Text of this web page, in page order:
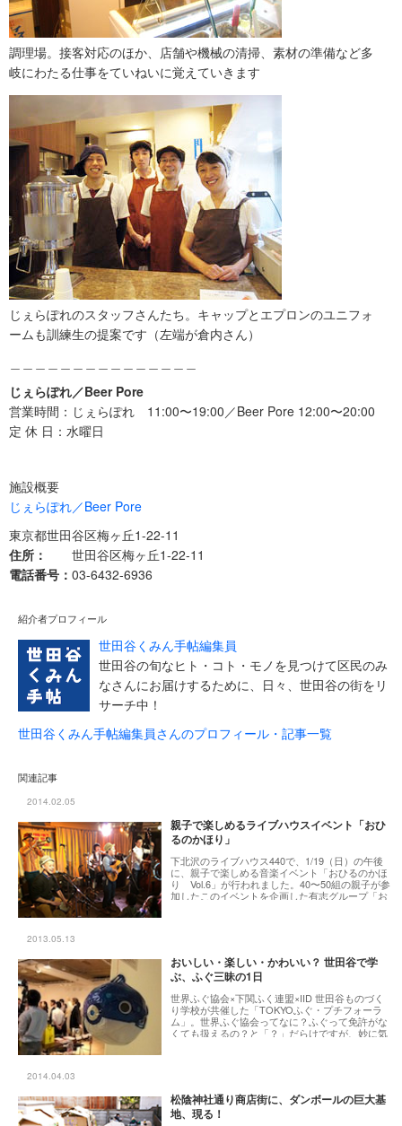
調理場。接客対応のほか、店舗や機械の清掃、素材の準備など多
岐にわたる仕事をていねいに覚えていきます
じぇらぽれのスタッフさんたち。キャップとエプロンのユニフォ
ームも訓練生の提案です（左端が倉内さん）
じぇらぽれ／Beer Pore
営業時間：じぇらぽれ 11:00〜19:00／Beer Pore 12:00〜20:00
定 休 日：水曜日
施設概要
じぇらぽれ／Beer Pore
東京都世田谷区梅ヶ丘1-22-11
住所：
世田谷区梅ヶ丘1-22-11
電話番号： 03-6432-6936
紹介者プロフィール
世田谷くみん手帖編集員
世田谷の旬なヒト・コト・モノを見つけて区民のみ
なさんにお届けするために、日々、世田谷の街をリ
サーチ中！
世田谷くみん手帖編集員さんのプロフィール・記事一覧
関連記事
2014.02.05
親子で楽しめるライブハウスイベント「おひ
るのかほり」
下北沢のライブハウス440で、1/19（日）の午後
に、親子で楽しめる音楽イベント「おひるのかほ
り Vol.6」が行われました。40〜50組の親子が参
加したこのイベントを企画した有志グループ「お
で欲しい、と始まったこのイベント。筆者も子連
れでのぞいてみました。 （まちとこ出版社／石塚
由香子）
2013.05.13
おいしい・楽しい・かわいい？ 世田谷で学
ぶ、ふぐ三昧の1日
世界ふぐ協会×下関ふく連盟×IID 世田谷ものづく
り学校が共催した「TOKYOふぐ・プチフォーラ
ム」。世界ふぐ協会ってなに？ふぐって免許がな
くても扱えるの？と「？」だらけですが、妙に気
2014.04.03
松陰神社通り商店街に、ダンボールの巨大基
地、現る！